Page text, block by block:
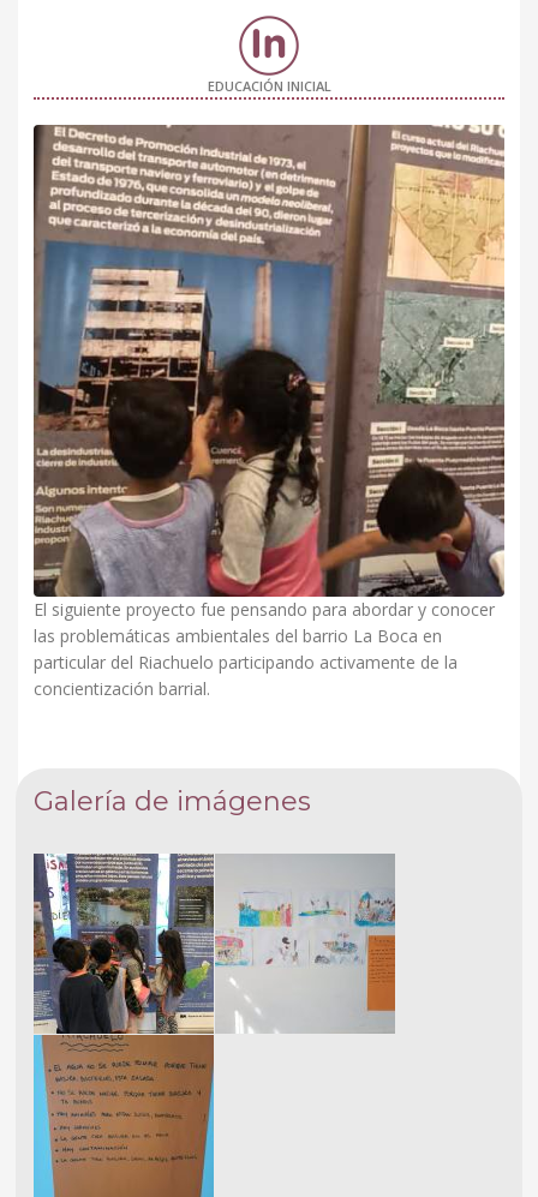
EDUCACIÓN INICIAL
El siguiente proyecto fue pensando para abordar y conocer
las problemáticas ambientales del barrio La Boca en
particular del Riachuelo participando activamente de la
concientización barrial.
Galería de imágenes